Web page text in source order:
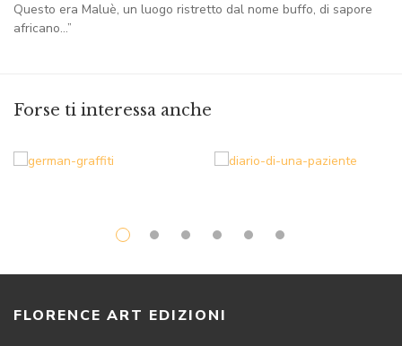
Questo era Maluè, un luogo ristretto dal nome buffo, di sapore
africano…”
Forse ti interessa anche
FLORENCE ART EDIZIONI